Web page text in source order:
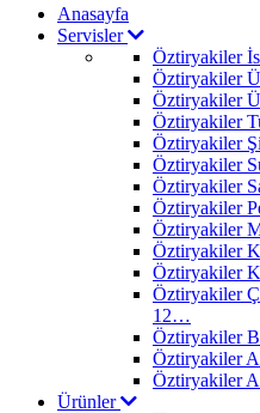
Anasayfa
Servisler
Öztiryakiler
Öztiryakiler
Öztiryakiler
Öztiryakiler
Öztiryakiler
Öztiryakiler
Öztiryakiler
Öztiryakiler
Öztiryakiler
Öztiryakiler
Öztiryakiler
Öztiryakiler
12…
Öztiryakiler
Öztiryakiler
Öztiryakiler
Ürünler